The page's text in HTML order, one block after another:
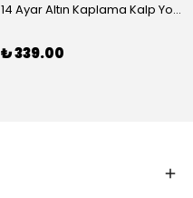
14 Ayar Altın Kaplama Kalp Yolu Bileklik
₺ 339.00